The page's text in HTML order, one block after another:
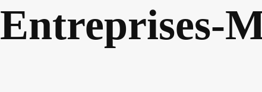
Entreprises-